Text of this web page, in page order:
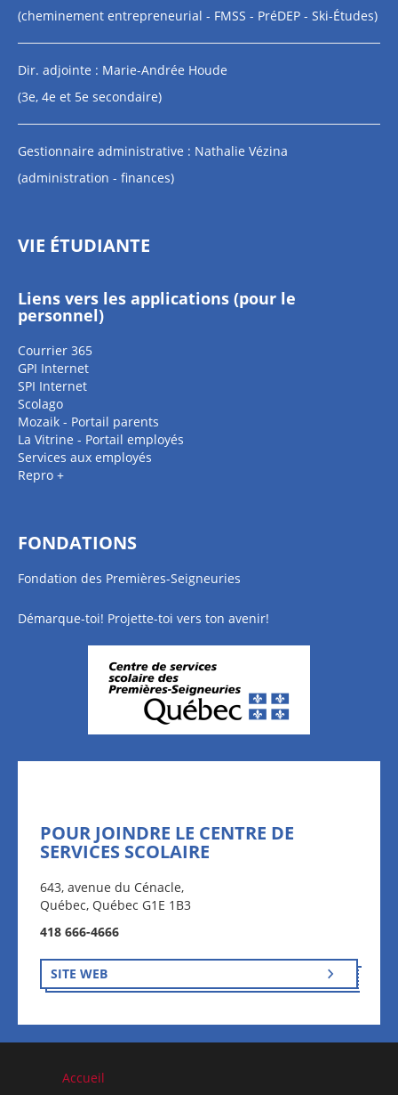
(cheminement entrepreneurial - FMSS - PréDEP - Ski-Études)
Dir. adjointe : Marie-Andrée Houde
(3e, 4e et 5e secondaire)
Gestionnaire administrative : Nathalie Vézina
(administration - finances)
VIE ÉTUDIANTE
Liens vers les applications (pour le
personnel)
Courrier 365
GPI Internet
SPI Internet
Scolago
Mozaik - Portail parents
La Vitrine - Portail employés
Services aux employés
Repro +
FONDATIONS
Fondation des Premières-Seigneuries
Démarque-toi! Projette-toi vers ton avenir!
POUR JOINDRE LE CENTRE DE
SERVICES SCOLAIRE
643, avenue du Cénacle,
Québec, Québec G1E 1B3
418 666-4666
SITE WEB
Accueil